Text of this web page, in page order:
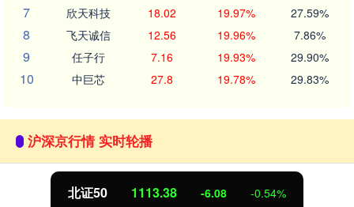
7 欣天科技 18.02 19.97% 27.59%
8 飞天诚信 12.56 19.96% 7.86%
9 任子行 7.16 19.93% 29.90%
10 中巨芯 27.8 19.78% 29.83%
沪深京行情 实时轮播
北证50 1113.28 -6.18 -0.55%